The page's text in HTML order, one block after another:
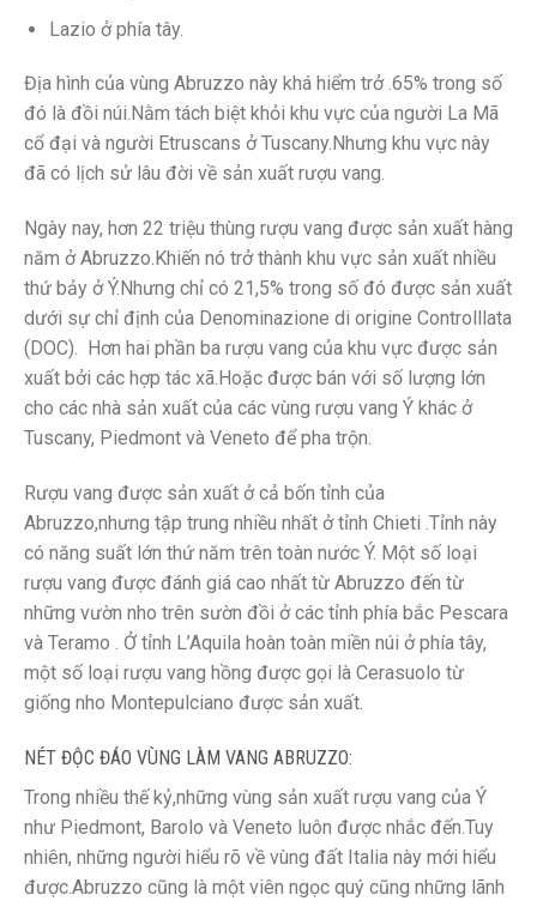
Lazio ở phía tây.
Địa hình của vùng Abruzzo này khá hiểm trở .65% trong số
đó là đồi núi.Nằm tách biệt khỏi khu vực của người La Mã
cổ đại và người Etruscans ở Tuscany.Nhưng khu vực này
đã có lịch sử lâu đời về sản xuất rượu vang.
Ngày nay, hơn 22 triệu thùng rượu vang được sản xuất hàng
năm ở Abruzzo.Khiến nó trở thành khu vực sản xuất nhiều
thứ bảy ở Ý.Nhưng chỉ có 21,5% trong số đó được sản xuất
dưới sự chỉ định của Denominazione di origine Controlllata
(DOC). Hơn hai phần ba rượu vang của khu vực được sản
xuất bởi các hợp tác xã.Hoặc được bán với số lượng lớn
cho các nhà sản xuất của các vùng rượu vang Ý khác ở
Tuscany, Piedmont và Veneto để pha trộn.
Rượu vang được sản xuất ở cả bốn tỉnh của
Abruzzo,nhưng tập trung nhiều nhất ở tỉnh Chieti .Tỉnh này
có năng suất lớn thứ năm trên toàn nước Ý. Một số loại
rượu vang được đánh giá cao nhất từ ​​Abruzzo đến từ
những vườn nho trên sườn đồi ở các tỉnh phía bắc Pescara
và Teramo . Ở tỉnh L’Aquila hoàn toàn miền núi ở phía tây,
một số loại rượu vang hồng được gọi là Cerasuolo từ
giống nho Montepulciano được sản xuất.
NÉT ĐỘC ĐÁO VÙNG LÀM VANG ABRUZZO:
Trong nhiều thế kỷ,những vùng sản xuất rượu vang của Ý
như Piedmont, Barolo và Veneto luôn được nhắc đến.Tuy
nhiên, những người hiểu rõ về vùng đất Italia này mới hiểu
được.Abruzzo cũng là một viên ngọc quý cũng những lãnh